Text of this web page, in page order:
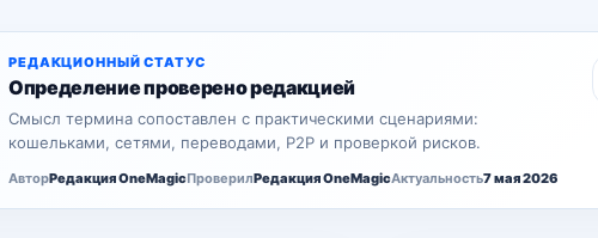
РЕДАКЦИОННЫЙ СТАТУС
Определение проверено редакцией
Смысл термина сопоставлен с практическими сценариями:
кошельками, сетями, переводами, P2P и проверкой рисков.
АвторРедакция OneMagicПроверилРедакция OneMagicАктуальность7 мая 2026